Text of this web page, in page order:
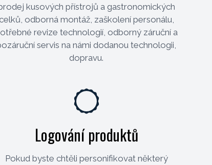
kusových přístrojů a gastronomických
odborná montáž, zaškolení personálu,
revize technologií, odborný záruční a
servis na námi dodanou technologii,
dopravu.
Logování produktů
Pokud byste chtěli personifikovat některý